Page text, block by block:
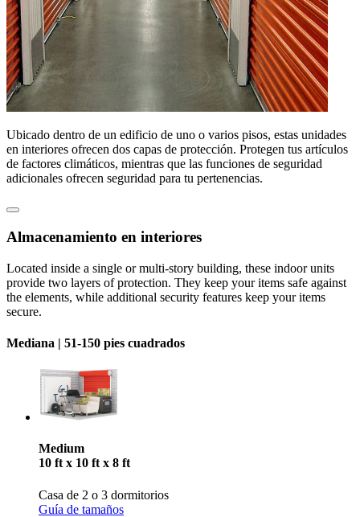
Ubicado dentro de un edificio de uno o varios pisos, estas unidades
en interiores ofrecen dos capas de protección. Protegen tus artículos
de factores climáticos, mientras que las funciones de seguridad
adicionales ofrecen seguridad para tu pertenencias.
Almacenamiento en interiores
Located inside a single or multi-story building, these indoor units
provide two layers of protection. They keep your items safe against
the elements, while additional security features keep your items
secure.
Mediana | 51-150 pies cuadrados
Medium
10 ft x 10 ft x 8 ft
Casa de 2 o 3 dormitorios
Guía de tamaños